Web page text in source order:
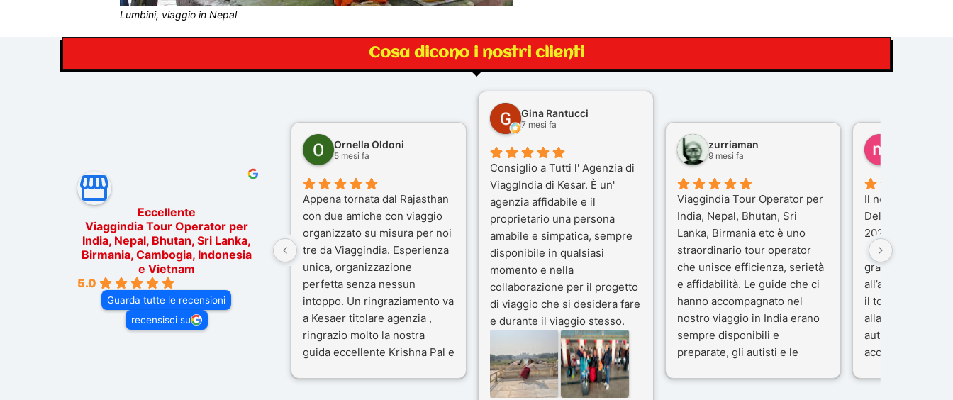
Lumbini, viaggio in Nepal
Cosa dicono i nostri clienti
Eccellente
Viaggindia Tour Operator per
India, Nepal, Bhutan, Sri Lanka,
Birmania, Cambogia, Indonesia
e Vietnam
5.0
Guarda tutte le recensioni
recensisci su
Ornella Oldoni
5 mesi fa
Appena tornata dal Rajasthan
con due amiche con viaggio
organizzato su misura per noi
tre da Viaggindia. Esperienza
unica, organizzazione
perfetta senza nessun
intoppo. Un ringraziamento va
a Kesaer titolare agenzia ,
ringrazio molto la nostra
guida eccellente Krishna Pal e
Gina Rantucci
7 mesi fa
Consiglio a Tutti l' Agenzia di
ViaggIndia di Kesar. È un'
agenzia affidabile e il
proprietario una persona
amabile e simpatica, sempre
disponibile in qualsiasi
momento e nella
collaborazione per il progetto
di viaggio che si desidera fare
e durante il viaggio stesso.
Siamo stati 3 settimane in
India a novembre 2025, 5
amici e il viaggio alla scoperta
del Rajasthan e Varanasi è
zurriaman
9 mesi fa
Viaggindia Tour Operator per
India, Nepal, Bhutan, Sri
Lanka, Birmania etc è uno
straordinario tour operator
che unisce efficienza, serietà
e affidabilità. Le guide che ci
hanno accompagnato nel
nostro viaggio in India erano
sempre disponibili e
preparate, gli autisti e le
Il nostro viaggio
Delhi e Varanasi
2025), è stata
che porteremo
gran parte del
all’agenzia che
il tour con cura e
alla nostra guida
autista che ci
accompagnati